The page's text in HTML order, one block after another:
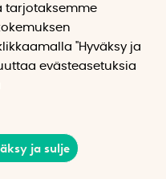
tarjotaksemme
"Hyväksy ja
evästeasetuksia
ja sulje